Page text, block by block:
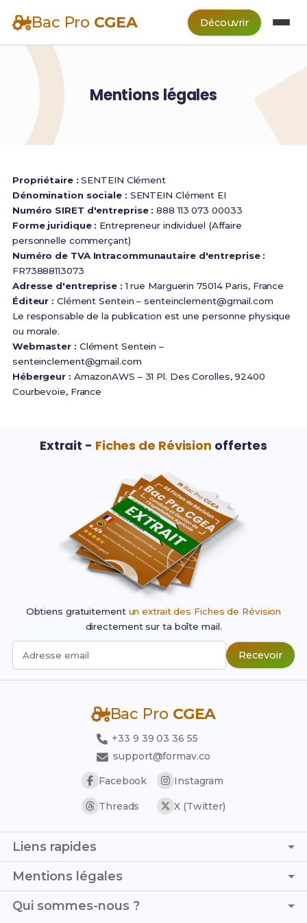
Bac Pro CGEA Découvrir
Mentions légales
Propriétaire :SENTEIN Clément
Dénomination sociale : SENTEIN Clément EI
Numéro SIRET d'entreprise :888 113 073 00033
Forme juridique : Entrepreneur individuel (Affaire
personnelle commerçant)
Numéro de TVA Intracommunautaire d'entreprise :
FR73888113073
Adresse d'entreprise :1 rue Marguerin 75014 Paris, France
Éditeur : Clément Sentein –senteinclement@gmail.com
Le responsable de la publication est une personne physique
ou morale.
Webmaster : Clément Sentein –
senteinclement@gmail.com
Hébergeur : AmazonAWS – 31 Pl. Des Corolles, 92400
Courbevoie, France
Extrait - Fiches de Révision offertes
Obtiens gratuitement un extrait des Fiches de Révision
directement sur ta boîte mail.
Adresse email Recevoir
Bac Pro CGEA
+33 9 39 03 36 55
support@formav.co
Facebook
Instagram
Threads X (Twitter)
Liens rapides
Page d'accueil
Simulateur de notes
Trouver son stage
Mentions légales
C.G.V. - C.G.U.
Qui sommes-nous ?